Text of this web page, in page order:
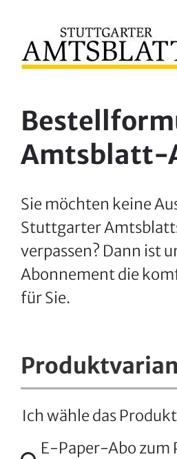
springen
Sie möchten keine
Stuttgarter
verpassen? Dann ist
Abonnement die
für Sie.
Ich wähle das Produkt
E-Paper-Abo zum